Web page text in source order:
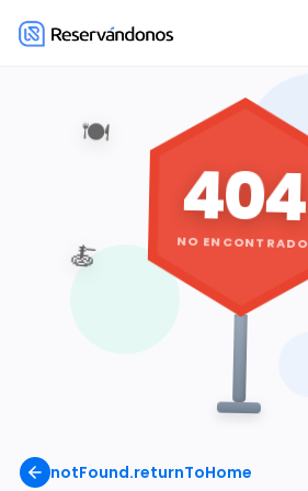
notFound.returnToHome
🍽️
🍝
404
NO ENCONTRADO